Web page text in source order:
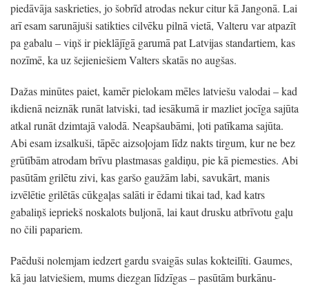
piedāvāja saskrieties, jo šobrīd atrodas nekur citur kā Jangonā. Lai
arī esam sarunājuši satikties cilvēku pilnā vietā, Valteru var atpazīt
pa gabalu – viņš ir pieklājīgā garumā pat Latvijas standartiem, kas
nozīmē, ka uz šejieniešiem Valters skatās no augšas.
Dažas minūtes paiet, kamēr pielokam mēles latviešu valodai – kad
ikdienā neiznāk runāt latviski, tad iesākumā ir mazliet jocīga sajūta
atkal runāt dzimtajā valodā. Neapšaubāmi, ļoti patīkama sajūta.
Abi esam izsalkuši, tāpēc aizsoļojam līdz nakts tirgum, kur ne bez
grūtībām atrodam brīvu plastmasas galdiņu, pie kā piemesties. Abi
pasūtām grilētu zivi, kas garšo gaužām labi, savukārt, manis
izvēlētie grilētās cūkgaļas salāti ir ēdami tikai tad, kad katrs
gabaliņš iepriekš noskalots buljonā, lai kaut drusku atbrīvotu gaļu
no čili papariem.
Paēduši nolemjam iedzert gardu svaigās sulas kokteilīti. Gaumes,
kā jau latviešiem, mums diezgan līdzīgas – pasūtām burkānu-